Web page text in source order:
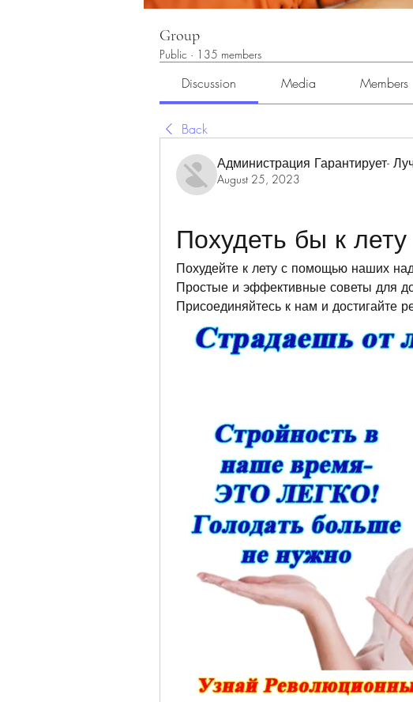
Group
Public · 135 members
Discussion Media Members
Back
Администрация Гарантирует-
August 25, 2023
Похудеть бы к лету
Похудейте к лету с помощью наших
Простые и эффективные советы для
Присоединяйтесь к нам и достигайте